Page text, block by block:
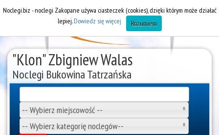
"Klon" Zbigniew Walas
Noclegi Bukowina Tatrzańska
-- Wybierz miejscowość --
-- Wybierz kategorię noclegów--
Noclegi.biz - noclegi Zakopane używa ciasteczek (cookies), dzięki którym może działać
lepiej.Dowiedz się więcej Rozumiem